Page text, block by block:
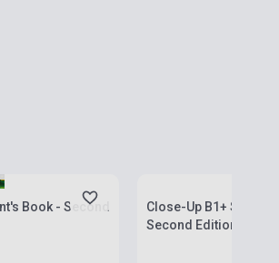
Book - Second
Close-Up B1+
Second Edition